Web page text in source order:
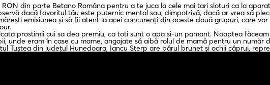
din parte Betano Româna pentru a te juca la cele mai tari sloturi ca la
dacă favoritul tău este puternic mental sau, dimpotrivă, dacă ar vrea să
emisiunea și să fii atent la acei concurenți din aceste două grupuri, care
prostimii cui sa dea premiu, ca toti sunt o apa si-un pamant. Noaptea
eram în case cu mame, angajate să aibă rolul de mamă pentru un număr
Tuștea din județul Hunedoara, Iancu Sterp are părul brunet și ochii căprui,